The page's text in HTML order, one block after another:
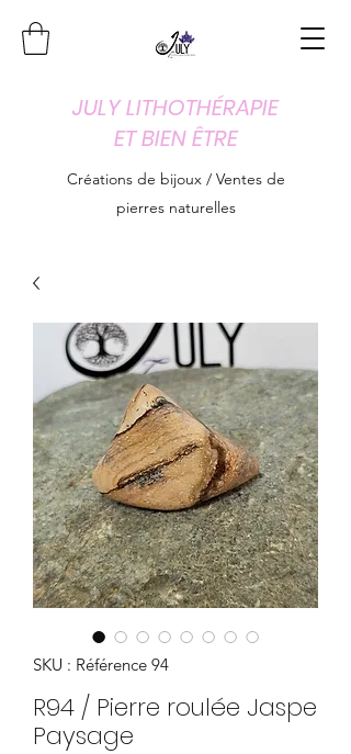
JULY LITHOTHÉRAPIE
ET BIEN ÊTRE
Créations de bijoux / Ventes de
pierres naturelles
SKU : Référence 94
R94 / Pierre roulée Jaspe
Paysage